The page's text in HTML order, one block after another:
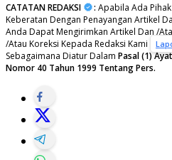
CATATAN REDAKSI : Apabila Ada
Keberatan Dengan Penayangan Artikel
Anda Dapat Mengirimkan Artikel Dan /
/Atau Koreksi Kepada Redaksi Kami
Sebagaimana Diatur Dalam Pasal (1)
Nomor 40 Tahun 1999 Tentang Pers.